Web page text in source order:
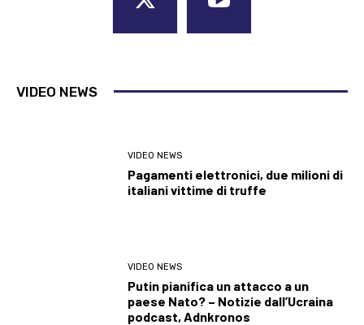
VIDEO NEWS
VIDEO NEWS
Pagamenti elettronici, due milioni di
italiani vittime di truffe
VIDEO NEWS
Putin pianifica un attacco a un
paese Nato? – Notizie dall’Ucraina
podcast, Adnkronos